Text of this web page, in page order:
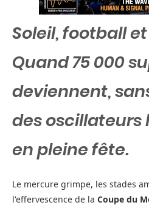
Soleil, football
Quand 75 000
deviennent,
des
en pleine fête.
Le mercure grimpe, les stades
l'effervescence de la Coupe du